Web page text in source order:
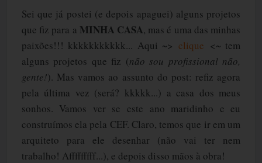
Sei que já postei (e depois apaguei) alguns projetos
que fiz para a MINHA CASA , mas é uma das minhas
paixões!!! kkkkkkkkkkk... Aqui ~>clique <~ tem
alguns projetos que fiz (não sou profissional não,
gente!). Mas vamos ao assunto do post: refiz agora
pela última vez (será? kkkkk...) a casa dos meus
sonhos. Vamos ver se este ano maridinho e eu
construímos ela pela CEF. Claro, temos que ir em um
arquiteto para ele desenhar (não vai ter nem
trabalho! Afffffffff...), e depois disso mãos à obra!